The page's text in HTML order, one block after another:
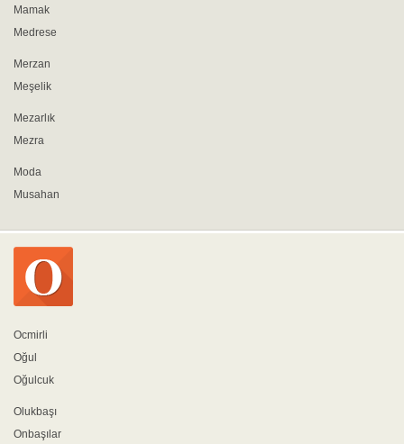
Mamak
Medrese
Merzan
Meşelik
Mezarlık
Mezra
Moda
Musahan
Ocmirli
Oğul
Oğulcuk
Olukbaşı
Onbaşılar